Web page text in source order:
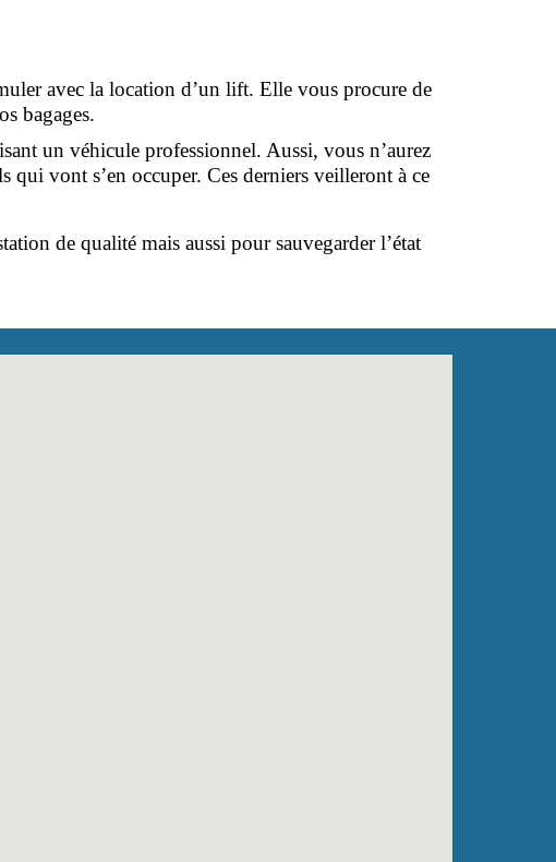
avec la location d’un lift. Elle vous procure de
bagages.
un véhicule professionnel. Aussi, vous n’aurez
vont s’en occuper. Ces derniers veilleront à ce
de qualité mais aussi pour sauvegarder l’état